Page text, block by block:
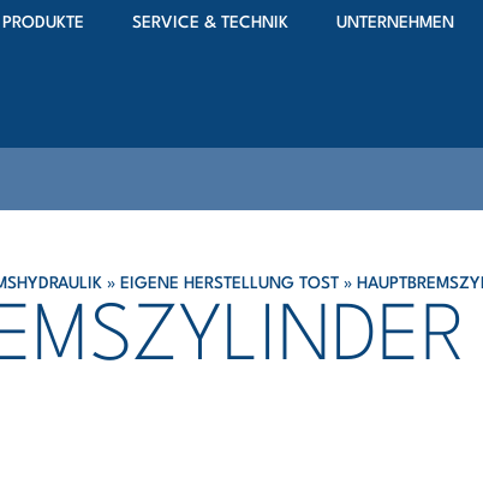
PRODUKTE SERVICE & TECHNIK UNTERNEHMEN
» EIGENE HERSTELLUNG TOST »